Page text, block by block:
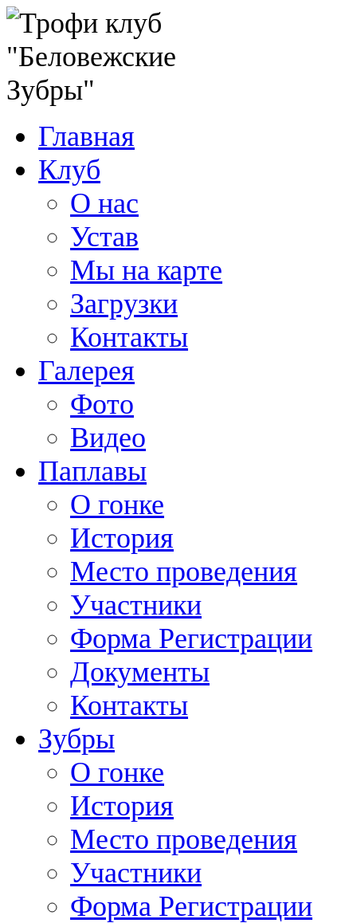
Главная
Клуб
О нас
Устав
Мы на карте
Загрузки
Контакты
Галерея
Фото
Видео
Паплавы
О гонке
История
Место проведения
Участники
Форма Регистрации
Документы
Контакты
Зубры
О гонке
История
Место проведения
Участники
Форма Регистрации